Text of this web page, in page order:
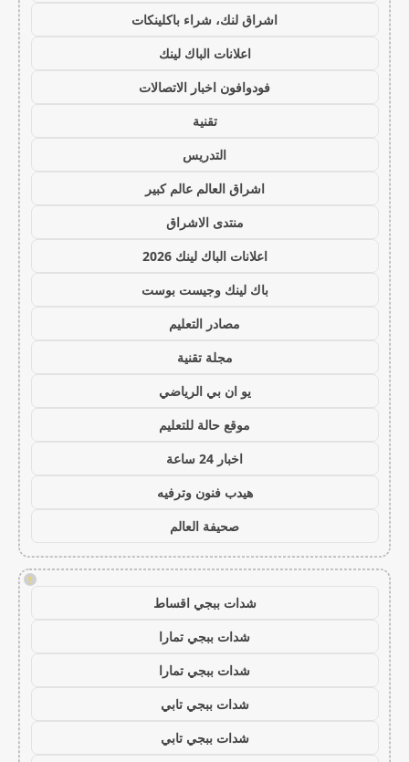
اشراق لنك، شراء باكلينكات
اعلانات الباك لينك
فودوافون اخبار الاتصالات
تقنية
التدريس
اشراق العالم عالم كبير
منتدى الاشراق
اعلانات الباك لينك 2026
باك لينك وجيست بوست
مصادر التعليم
مجلة تقنية
يو ان بي الرياضي
موقع حالة للتعليم
اخبار 24 ساعة
هيدب فنون وترفيه
صحيفة العالم
!
شدات ببجي اقساط
شدات ببجي تمارا
شدات ببجي تمارا
شدات ببجي تابي
شدات ببجي تابي